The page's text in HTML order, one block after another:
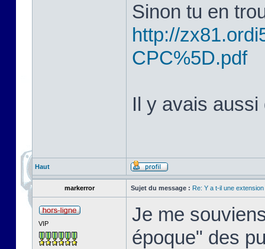
Sinon tu en
http://
CPC%5D.pdf
Il y avais
Haut
markerror Sujet du message : Re: Y a t-il une
VIP
Je me
époque" des